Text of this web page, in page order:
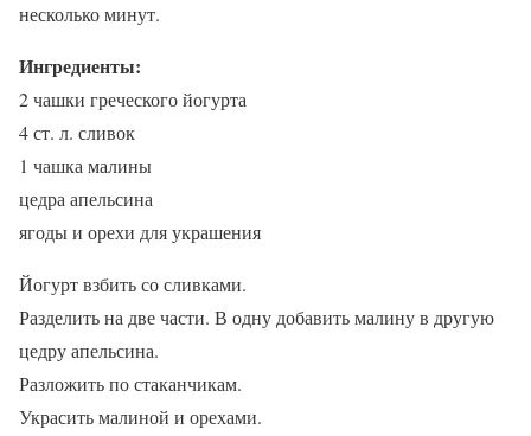
несколько минут.
Ингредиенты:
2 чашки греческого йогурта
4 ст. л. сливок
1 чашка малины
цедра апельсина
ягоды и орехи для украшения
Йогурт взбить со сливками.
Разделить на две части. В одну добавить малину в другую
цедру апельсина.
Разложить по стаканчикам.
Украсить малиной и орехами.